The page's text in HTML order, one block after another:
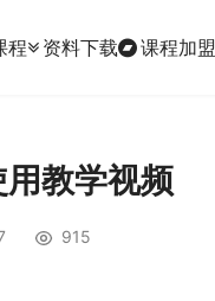
程 资料下载 课程加盟
教学视频
915